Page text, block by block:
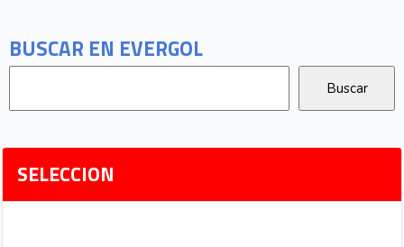
BUSCAR EN EVERGOL
SELECCION